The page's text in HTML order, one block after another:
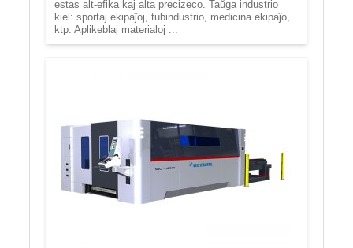
estas alt-efika kaj alta precizeco. Taŭga industrio
kiel: sportaj ekipaĵoj, tubindustrio, medicina ekipaĵo,
ktp. Aplikeblaj materialoj ...